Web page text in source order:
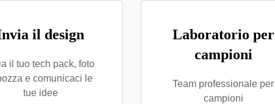
il design
il tuo tech pack, foto
e comunicaci le
tue idee
Laboratorio per
campioni
Team professionale per
campioni